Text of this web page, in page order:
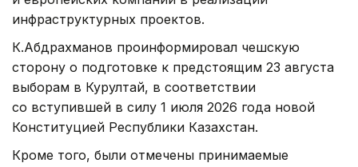
инфраструктурных проектов.
К.Абдрахманов проинформировал чешскую
сторону о подготовке к предстоящим 23 августа
выборам в Курултай, в соответствии
со вступившей в силу 1 июля 2026 года новой
Конституцией Республики Казахстан.
Кроме того, были отмечены принимаемые